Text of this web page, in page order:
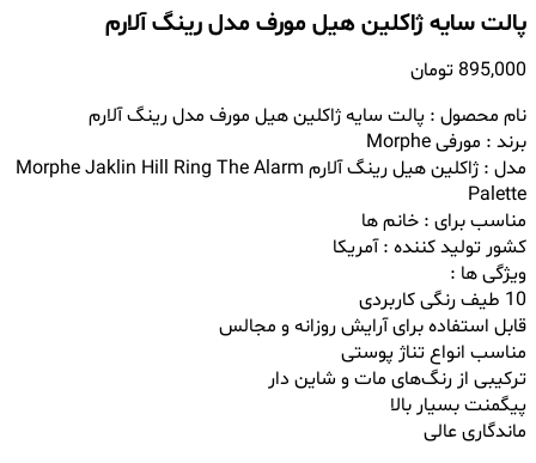
پالت سایه ژاکلین هیل مورف مدل رینگ آلارم
895,000 تومان
نام محصول : پالت سایه ژاکلین هیل مورف مدل رینگ آلارم
برند : مورفی Morphe
مدل : ژاکلین هیل رینگ آلارم Morphe Jaklin Hill Ring The Alarm
Palette
مناسب برای : خانم ها
کشور تولید کننده : آمریکا
ویژگی ها :
10 طیف رنگی کاربردی
قابل استفاده برای آرایش روزانه و مجالس
مناسب انواع تناژ پوستی
ترکیبی از رنگ‌های مات و شاین دار
پیگمنت بسیار بالا
ماندگاری عالی